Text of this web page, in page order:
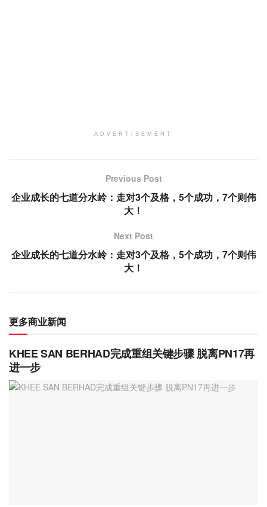
ADVERTISEMENT
Previous Post
企业成长的七道分水岭：走对3个及格，5个成功，7个则伟
大！
Next Post
企业成长的七道分水岭：走对3个及格，5个成功，7个则伟
大！
更多商业新闻
KHEE SAN BERHAD完成重组关键步骤 脱离PN17再
进一步